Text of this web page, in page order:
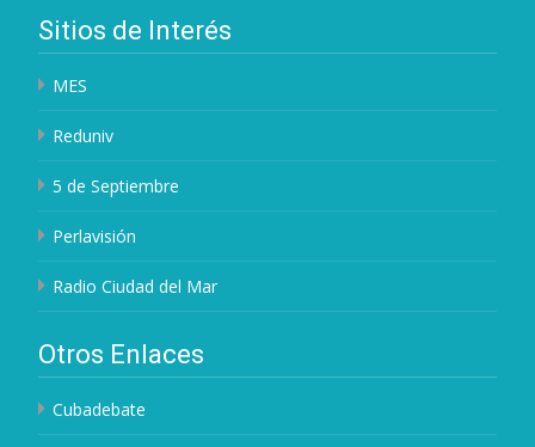
Sitios de Interés
MES
Reduniv
5 de Septiembre
Perlavisión
Radio Ciudad del Mar
Otros Enlaces
Cubadebate